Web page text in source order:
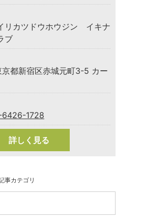
リカツドウホウジン イキナ
ブ
都新宿区赤城元町3-5 カー
1728
詳しく見る
事カテゴリ